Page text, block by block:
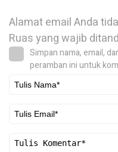
Alamat email Anda
Ruas yang wajib
Simpan nama, email,
peramban ini untuk